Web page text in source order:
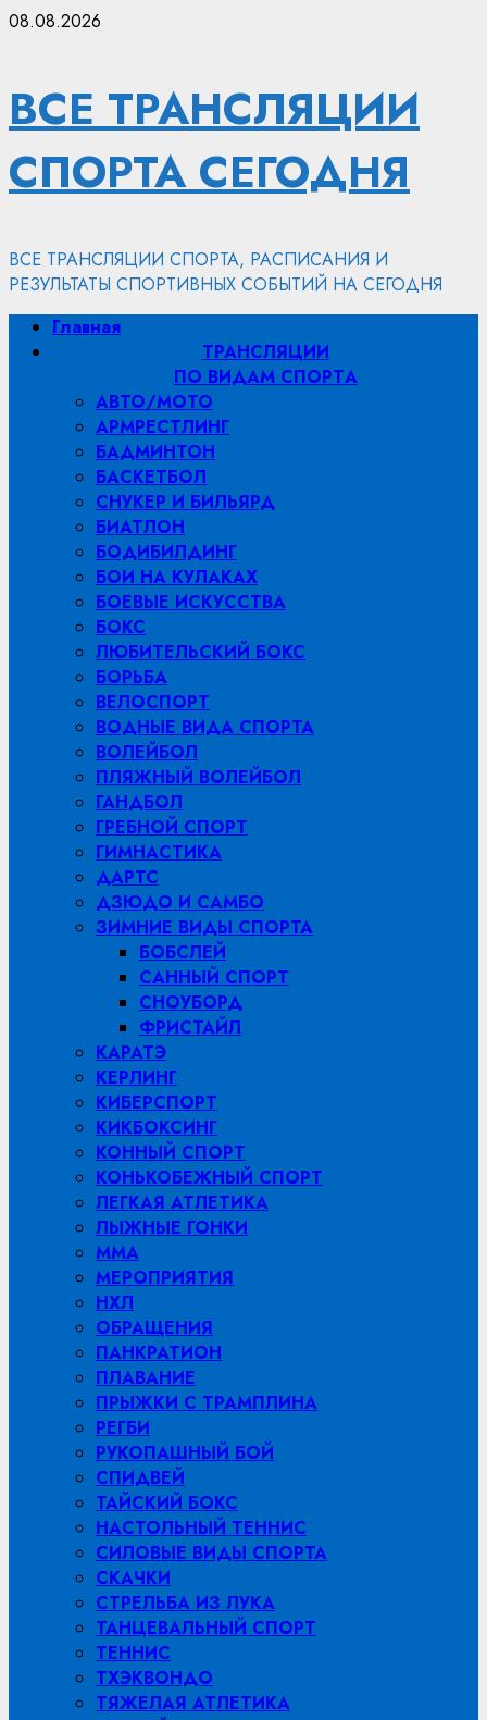
Перейти
08.08.2026
ВСЕ ТРАНСЛЯЦИИ
СПОРТА СЕГОДНЯ
ВСЕ ТРАНСЛЯЦИИ СПОРТА, РАСПИСАНИЯ И
РЕЗУЛЬТАТЫ СПОРТИВНЫХ СОБЫТИЙ НА СЕГОДНЯ
Основное
меню
Главная
ТРАНСЛЯЦИИ
ПО ВИДАМ СПОРТA
АВТО/МОТО
АРМРЕСТЛИНГ
БАДМИНТОН
БАСКЕТБОЛ
СНУКЕР И БИЛЬЯРД
БИАТЛОН
БОДИБИЛДИНГ
БОИ НА КУЛАКАХ
БОЕВЫЕ ИСКУССТВА
БОКС
ЛЮБИТЕЛЬСКИЙ БОКС
БОРЬБА
ВЕЛОСПОРТ
ВОДНЫЕ ВИДА СПОРТА
ВОЛЕЙБОЛ
ПЛЯЖНЫЙ ВОЛЕЙБОЛ
ГАНДБОЛ
ГРЕБНОЙ СПОРТ
ГИМНАСТИКА
ДАРТС
ДЗЮДО И САМБО
ЗИМНИЕ ВИДЫ СПОРТА
БОБСЛЕЙ
САННЫЙ СПОРТ
СНОУБОРД
ФРИСТАЙЛ
КАРАТЭ
КЕРЛИНГ
КИБЕРСПОРТ
КИКБОКСИНГ
КОННЫЙ СПОРТ
КОНЬКОБЕЖНЫЙ СПОРТ
ЛЕГКАЯ АТЛЕТИКА
ЛЫЖНЫЕ ГОНКИ
MMA
МЕРОПРИЯТИЯ
НХЛ
ОБРАЩЕНИЯ
ПАНКРАТИОН
ПЛАВАНИЕ
ПРЫЖКИ С ТРАМПЛИНА
РЕГБИ
РУКОПАШНЫЙ БОЙ
СПИДВЕЙ
ТАЙСКИЙ БОКС
НАСТОЛЬНЫЙ ТЕННИС
СИЛОВЫЕ ВИДЫ СПОРТА
СКАЧКИ
СТРЕЛЬБА ИЗ ЛУКА
ТАНЦЕВАЛЬНЫЙ СПОРТ
ТЕННИС
ТХЭКВОНДО
ТЯЖЕЛАЯ АТЛЕТИКА